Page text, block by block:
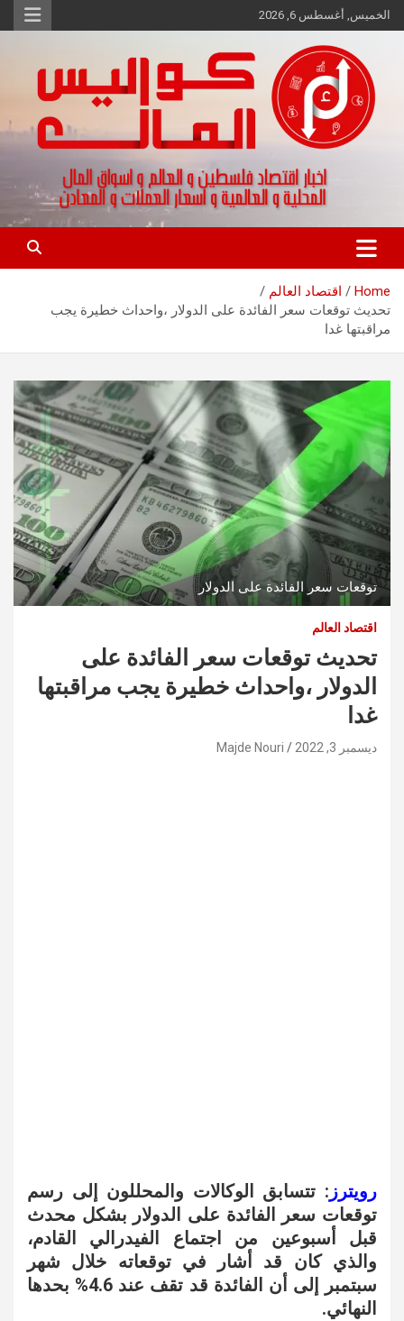
Skip
to
الخميس, أغسطس 6, 2026
كواليس المال
اخبار اقتصاد فلسطين و العالم و تقارير اسواق المال و العملات
Home
اقتصاد العالم
تحديث توقعات سعر الفائدة على الدولار ،واحداث خطيرة يجب
مراقبتها غدا
توقعات سعر الفائدة على الدولار
اقتصاد العالم
تحديث توقعات سعر الفائدة على
الدولار ،واحداث خطيرة يجب مراقبتها
غدا
ديسمبر 3, 2022 Majde Nouri
رويترز : تتسابق الوكالات والمحللون إلى رسم
توقعات سعر الفائدة على الدولار بشكل محدث
قبل أسبوعين من اجتماع الفيدرالي القادم،
والذي كان قد أشار في توقعاته خلال شهر
سبتمبر إلى أن الفائدة قد تقف عند 4.6% بحدها
النهائي.